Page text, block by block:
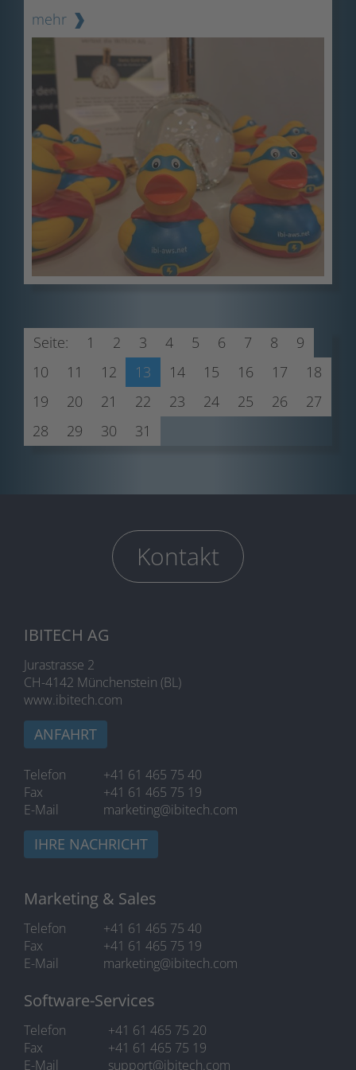
mehr
Seite: 1 2 3 4 5 6 7 8
9
10
11 12 13 14 15 16 17
18
19
20 21 22 23 24 25 26
27
28
29 30 31
Kontakt
IBITECH AG
Jurastrasse 2
CH-4142 Münchenstein (BL)
www.ibitech.com
ANFAHRT
Telefon
+41 61 465 75 40
Fax
+41 61 465 75 19
E-Mail
marketing@ibitech.com
IHRE NACHRICHT
Marketing & Sales
Telefon
+41 61 465 75 40
Fax
+41 61 465 75 19
E-Mail
marketing@ibitech.com
Software-Services
Telefon
+41 61 465 75 20
Fax
+41 61 465 75 19
E-Mail
support@ibitech.com